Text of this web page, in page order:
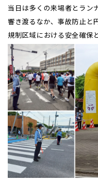
当日は多くの来場者とラン
響き渡るなか、事故防止と
規制区域における安全確保